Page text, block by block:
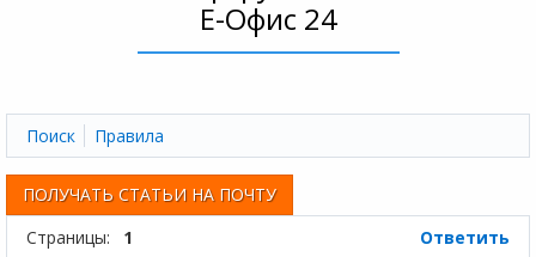
Е-Офис 24
Поиск Правила
ПОЛУЧАТЬ СТАТЬИ НА ПОЧТУ
Страницы:
1 Ответить